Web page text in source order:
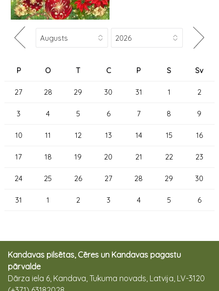
P O T C P S Sv
27 28 29 30 31 1 2
3 4 5 6 7 8 9
10 11 12 13 14 15 16
17 18 19 20 21 22 23
24 25 26 27 28 29 30
31 1 2 3 4 5 6
Kandavas pilsētas, Cēres un Kandavas pagastu
pārvalde
Dārza iela 6, Kandava, Tukuma novads, Latvija, LV-3120